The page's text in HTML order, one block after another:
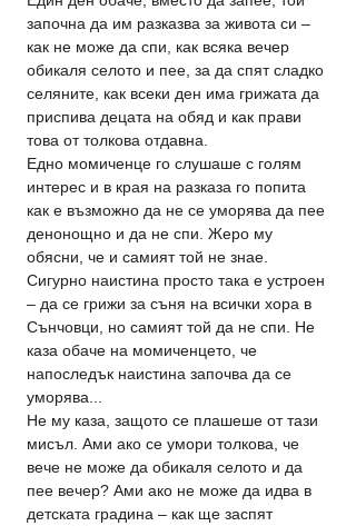
започна да им разказва за живота си –
как не може да спи, как всяка вечер
обикаля селото и пее, за да спят сладко
селяните, как всеки ден има грижата да
приспива децата на обяд и как прави
това от толкова отдавна.
Едно момиченце го слушаше с голям
интерес и в края на разказа го попита
как е възможно да не се уморява да пее
денонощно и да не спи. Жеро му
обясни, че и самият той не знае.
Сигурно наистина просто така е устроен
– да се грижи за съня на всички хора в
Сънчовци, но самият той да не спи. Не
каза обаче на момиченцето, че
напоследък наистина започва да се
уморява...
Не му каза, защото се плашеше от тази
мисъл. Ами ако се умори толкова, че
вече не може да обикаля селото и да
пее вечер? Ами ако не може да идва в
детската градина – как ще заспят